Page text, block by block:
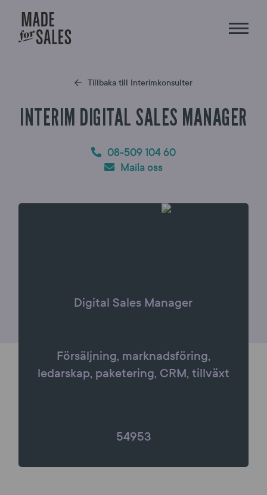
Tillbaka till Interimkonsulter
INTERIM DIGITAL SALES MANAGER
08-509 104 60
Maila oss
Digital Sales Manager
Försäljning, marknadsföring,
ledarskap, paketering, CRM, tillväxt
54953